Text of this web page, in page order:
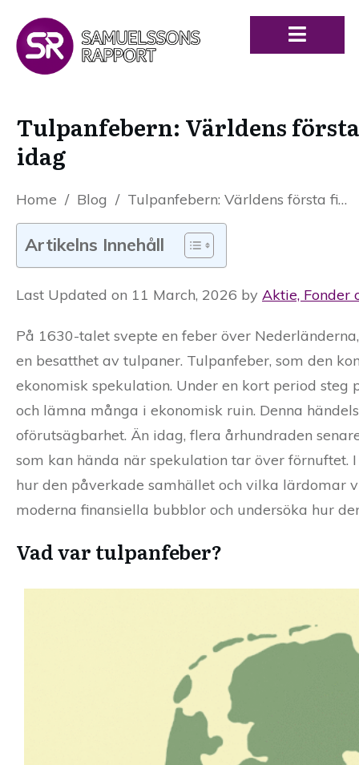
Tulpanfebern: Världens
idag
Home / Blog / Tulpanfebern: Världens första finansbubbla – och vad vi kan lära oss idag
Artikelns Innehåll
Last Updated on 11 March, 2026 by Aktie, Fonder
På 1630-talet svepte en feber över
en besatthet av tulpaner. Tulpanfeber, som den
ekonomisk spekulation. Under en kort period
och lämna många i ekonomisk ruin. Denna
oförutsägbarhet. Än idag, flera århundraden
som kan hända när spekulation tar över
hur den påverkade samhället och vilka lärdomar
moderna finansiella bubblor och undersöka hur
Vad var tulpanfeber?